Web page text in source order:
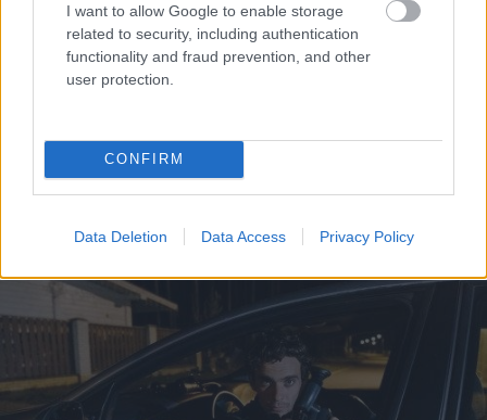
I want to allow Google to enable storage
related to security, including authentication
functionality and fraud prevention, and other
user protection.
CONFIRM
Data Deletion Data Access Privacy Policy
nekristies vēl ilgi…
Ekonomikas ministrijā
pastāsta, kāds ir
Vaizem jūsu gultas ir
ūdens ādere?